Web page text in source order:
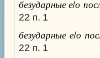
безударные е/о
22 п. 1
безударные е/о
22 п. 1